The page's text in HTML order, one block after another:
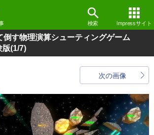
検索 Impressサイト
倒す物理演算シューティングゲーム
版(1/7)
次の画像